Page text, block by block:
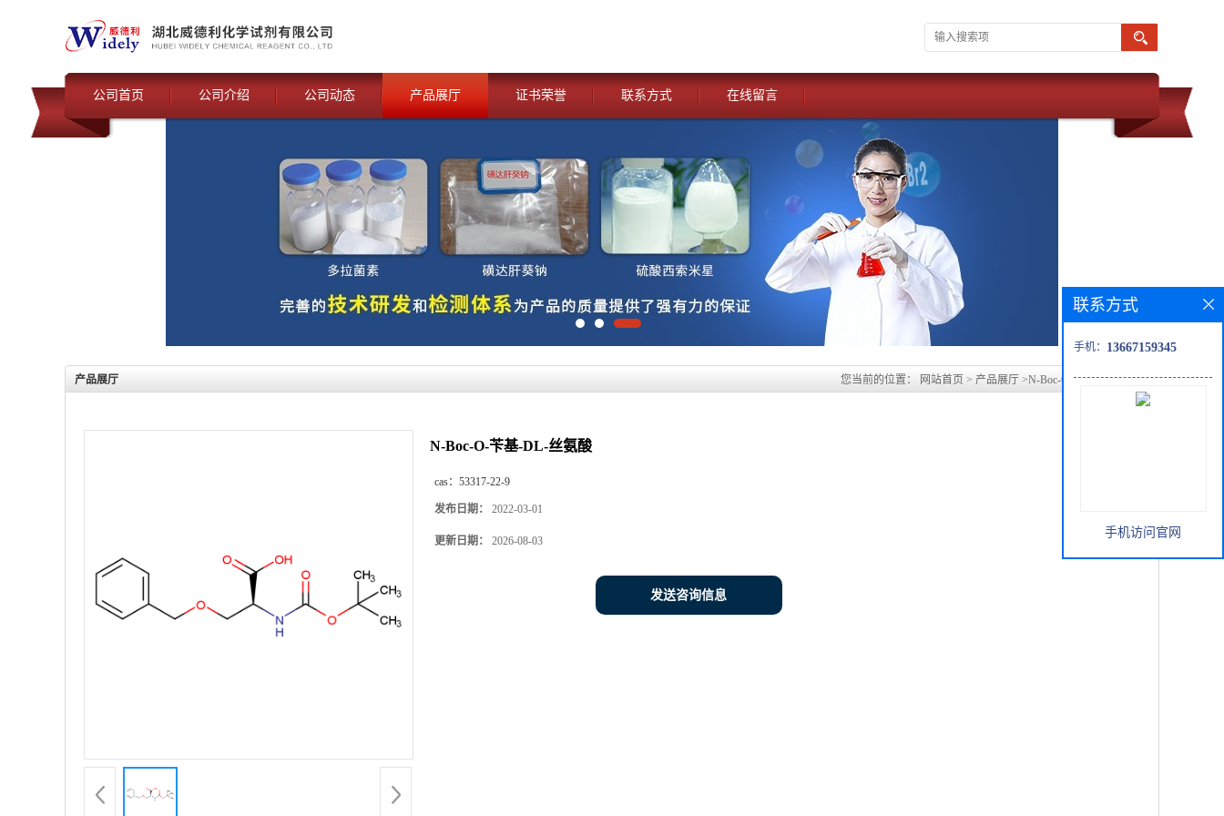
公司首页 公司介绍 公司动态 产品展厅 证书荣誉 联系方式 在线留言
产品展厅 您当前的位置： 网站首页 > 产品展厅 >N-Boc-O-苄基-DL-丝氨酸
N-Boc-O-苄基-DL-丝氨酸
cas： 53317-22-9
发布日期： 2022-03-01
更新日期： 2026-08-03
发送咨询信息
联系方式
手机： 13667159345
手机访问官网